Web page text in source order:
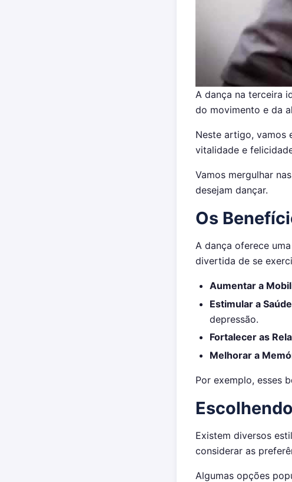
A dança na terceira
do movimento e da
Neste artigo, vamos
vitalidade e
Vamos mergulhar
desejam dançar.
Os
A dança oferece
divertida de se
Aumentar a
Estimular a
depressão.
Fortalecer as
Melhorar a
Por exemplo, esses
Existem diversos
considerar as
Algumas opções